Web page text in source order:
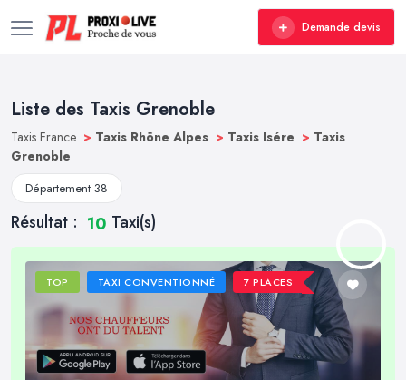
Demande devis
Liste des Taxis Grenoble
Taxis France > Taxis Rhône Alpes > Taxis Isére > Taxis
Grenoble
Département 38
Résultat : 10 Taxi(s)
TOP TAXI CONVENTIONNÉ 7 PLACES